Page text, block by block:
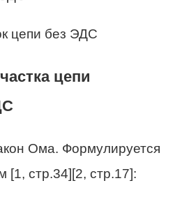
цепи без ЭДС
цепи
Ома. Формулируется
стр.34][2, стр.17]: